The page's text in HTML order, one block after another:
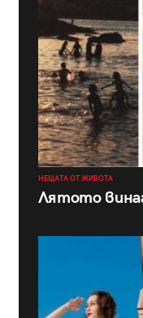
НЕЩАТА ОТ ЖИВОТА
Лятото